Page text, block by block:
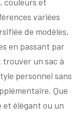
variées
de modèles,
en passant par
trouver un sac à
personnel sans
Que
et élégant ou un